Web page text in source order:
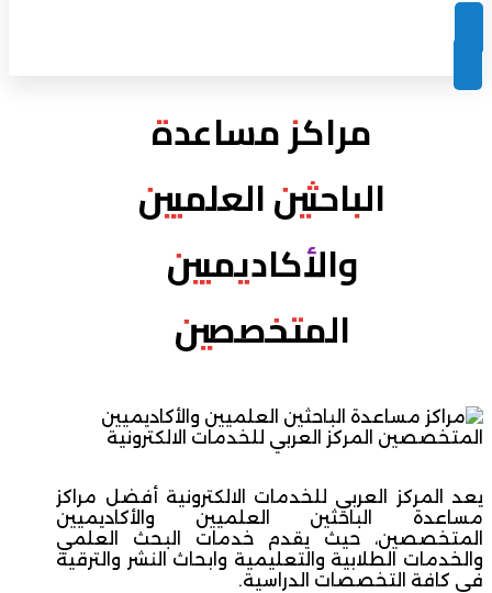
مراكز مساعدة
الباحثين العلميين
والأكاديميين
المتخصصين
يعد المركز العربي للخدمات الالكترونية أفضل مراكز
مساعدة الباحثين العلميين والأكاديميين
المتخصصين، حيث يقدم خدمات البحث العلمي
والخدمات الطلابية والتعليمية وابحاث النشر والترقية
في كافة التخصصات الدراسية.